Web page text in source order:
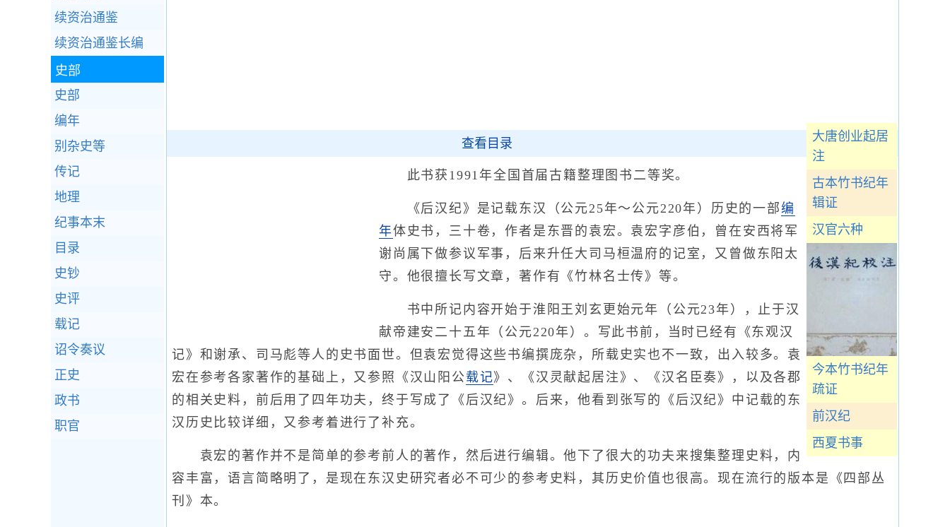
大唐创业起居
注
古本竹书纪年
辑证
汉官六种
今本竹书纪年
疏证
前汉纪
西夏书事
查看目录
此书获1991年全国首届古籍整理图书二等奖。
《后汉纪》是记载东汉（公元25年～公元220年）历史的一部编
年体史书，三十卷，作者是东晋的袁宏。袁宏字彦伯，曾在安西将军
谢尚属下做参议军事，后来升任大司马桓温府的记室，又曾做东阳太
守。他很擅长写文章，著作有《竹林名士传》等。
书中所记内容开始于淮阳王刘玄更始元年（公元23年），止于汉
献帝建安二十五年（公元220年）。写此书前，当时已经有《东观汉
记》和谢承、司马彪等人的史书面世。但袁宏觉得这些书编撰庞杂，所载史实也不一致，出入较多。袁
宏在参考各家著作的基础上，又参照《汉山阳公 载记》、《汉灵献起居注》、《汉名臣奏》，以及各郡
的相关史料，前后用了四年功夫，终于写成了《后汉纪》。后来，他看到张写的《后汉纪》中记载的东
汉历史比较详细，又参考着进行了补充。
袁宏的著作并不是简单的参考前人的著作，然后进行编辑。他下了很大的功夫来搜集整理史料，内
容丰富，语言简略明了，是现在东汉史研究者必不可少的参考史料，其历史价值也很高。现在流行的版本是《四部丛
刊》本。
续资治通鉴
续资治通鉴长编
史部
史部
编年
别杂史等
传记
地理
纪事本末
目录
史钞
史评
载记
诏令奏议
正史
政书
职官